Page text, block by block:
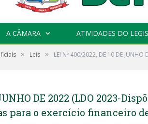
A CÂMARA ATIVIDADES DO
» Leis » LEI Nº 400/2022, DE 10 DE
DE 2022 (LDO 2023-
para o exercício financeiro